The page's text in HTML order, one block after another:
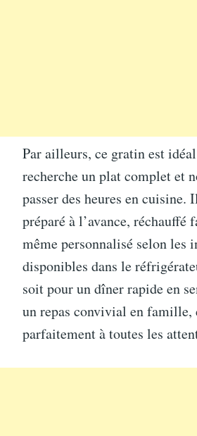
Par ailleurs, ce gratin est
recherche un plat complet et
passer des heures en cuisine.
préparé à l’avance, réchauffé
même personnalisé selon les
disponibles dans le
soit pour un dîner rapide en
un repas convivial en famille,
parfaitement à toutes les